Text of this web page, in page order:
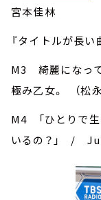
宮本佳林
『タイトルが長い
M3 綺麗になっ
極み乙女。 （松永
M4 「ひとりで生
いるの？」 /